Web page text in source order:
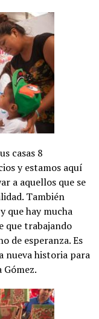
casas 8
y estamos aquí
a aquellos que se
También
que hay mucha
que trabajando
de esperanza. Es
nueva historia para